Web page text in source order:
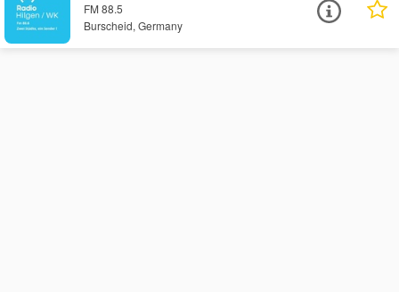
FM 88.5
Burscheid, Germany